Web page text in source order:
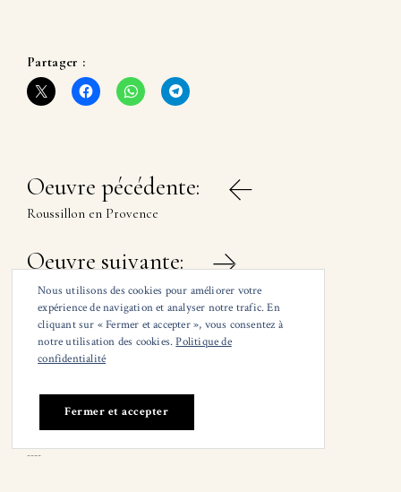
Partager :
Navigation
de
l’article
Oeuvre pécédente:
Roussillon en Provence
Oeuvre suivante:
Les promeneurs
adresse de contact
Tél : (+33) 682029943
----
Nous utilisons des cookies pour améliorer votre
expérience de navigation et analyser notre trafic. En
cliquant sur « Fermer et accepter », vous consentez à
notre utilisation des cookies.Politique de
confidentialité